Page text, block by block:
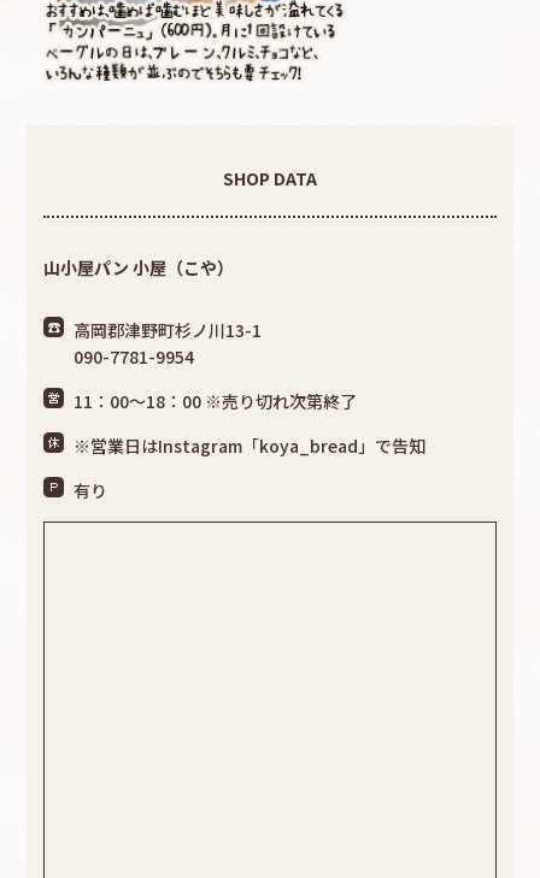
SHOP DATA
山小屋パン 小屋（こや）
高岡郡津野町杉ノ川13-1
090-7781-9954
11：00～18：00 ※売り切れ次第終了
※営業日はInstagram「koya_bread」で告知
有り